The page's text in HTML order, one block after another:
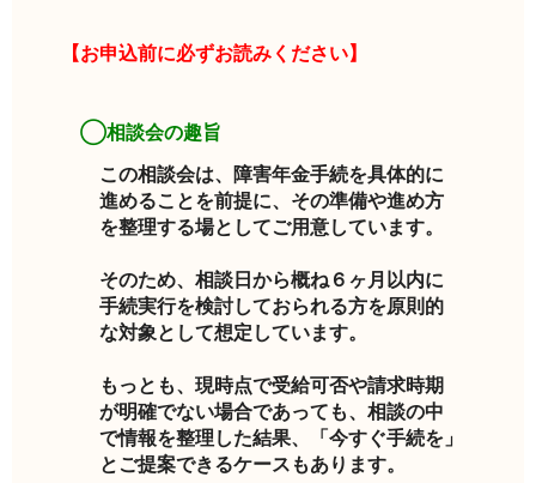
【お申込前に必ずお読みください】
◯相談会の趣旨
この相談会は、障害年金手続を具体的に
進めることを前提に、その準備や進め方
を整理する場としてご用意しています。
そのため、相談日から概ね６ヶ月以内に
手続実行を検討しておられる方を原則的
な対象として想定しています。
もっとも、現時点で受給可否や請求時期
が明確でない場合であっても、相談の中
で情報を整理した結果、「今すぐ手続を」
とご提案できるケースもあります。